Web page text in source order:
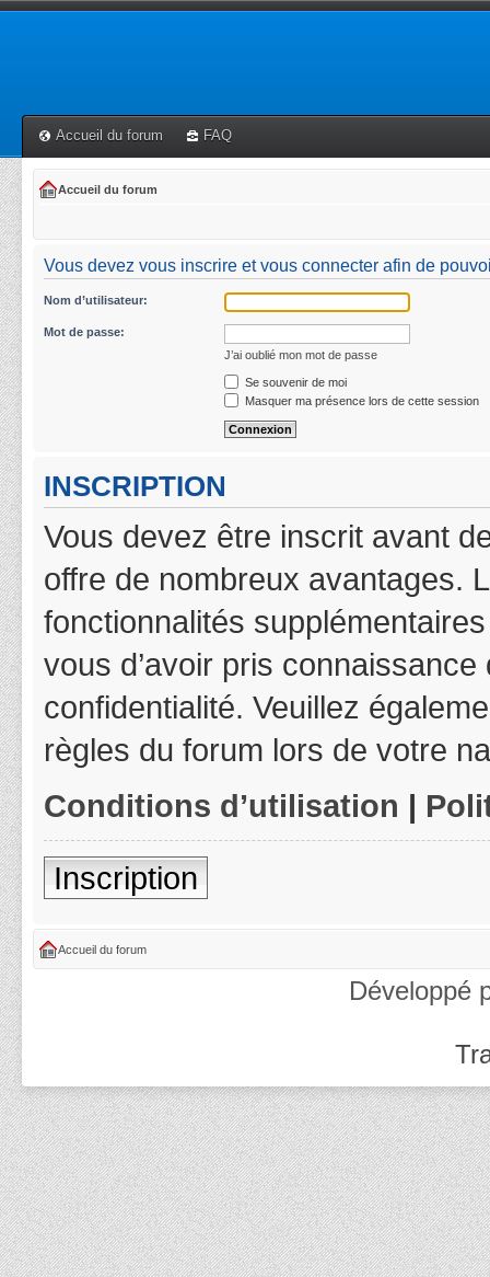
Accueil du forum FAQ
Accueil du forum
Vous devez vous inscrire et vous connecter afin de
Nom d’utilisateur:
Mot de passe:
J’ai oublié mon mot de passe
Se souvenir de moi
Masquer ma présence lors de cette session
INSCRIPTION
Vous devez être inscrit avant
offre de nombreux avantages.
fonctionnalités
vous d’avoir pris
confidentialité. Veuillez
règles du forum lors de votre
Conditions d’utilisation |
Inscription
Accueil du forum
Développé